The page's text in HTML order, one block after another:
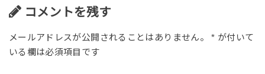
コメントを残す
メールアドレスが公開されることはありません。 * が付いて
いる欄は必須項目です